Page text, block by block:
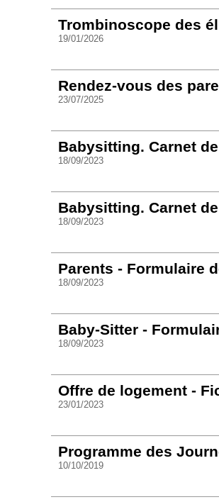
Trombinoscope des
19/01/2026
Rendez-vous des
23/07/2025
Babysitting. Carnet
18/09/2023
Babysitting. Carnet
18/09/2023
Parents - Formulaire
18/09/2023
Baby-Sitter -
18/09/2023
Offre de logement -
23/01/2023
Programme des
10/10/2019